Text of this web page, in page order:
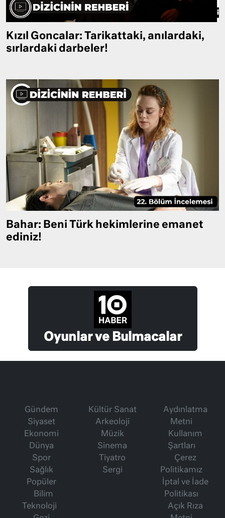
Kızıl Goncalar: Tarikattaki, anılardaki,
sırlardaki darbeler!
Bahar: Beni Türk hekimlerine emanet
ediniz!
Oyunlar ve Bulmacalar
Gündem
Siyaset
Ekonomi
Dünya
Spor
Sağlık
Popüler
Bilim
Teknoloji
Kültür Sanat
Arkeoloji
Müzik
Sinema
Tiyatro
Sergi
Aydınlatma
Metni
Kullanım
Şartları
Çerez
Politikamız
İptal ve İade
Politikası
Açık Rıza